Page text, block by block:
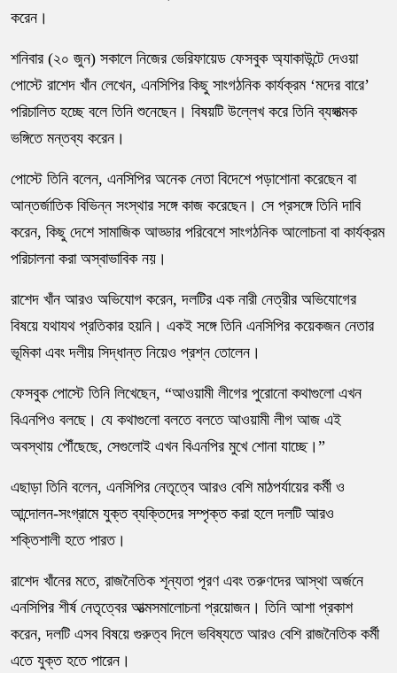
করেন।
শনিবার (২০ জুন) সকালে নিজের ভেরিফায়েড ফেসবুক অ্যাকাউন্টে দেওয়া
পোস্টে রাশেদ খাঁন লেখেন, এনসিপির কিছু সাংগঠনিক কার্যক্রম ‘মদের বারে’
পরিচালিত হচ্ছে বলে তিনি শুনেছেন। বিষয়টি উল্লেখ করে তিনি ব্যঙ্গাত্মক
ভঙ্গিতে মন্তব্য করেন।
পোস্টে তিনি বলেন, এনসিপির অনেক নেতা বিদেশে পড়াশোনা করেছেন বা
আন্তর্জাতিক বিভিন্ন সংস্থার সঙ্গে কাজ করেছেন। সে প্রসঙ্গে তিনি দাবি
করেন, কিছু দেশে সামাজিক আড্ডার পরিবেশে সাংগঠনিক আলোচনা বা কার্যক্রম
পরিচালনা করা অস্বাভাবিক নয়।
রাশেদ খাঁন আরও অভিযোগ করেন, দলটির এক নারী নেত্রীর অভিযোগের
বিষয়ে যথাযথ প্রতিকার হয়নি। একই সঙ্গে তিনি এনসিপির কয়েকজন নেতার
ভূমিকা এবং দলীয় সিদ্ধান্ত নিয়েও প্রশ্ন তোলেন।
ফেসবুক পোস্টে তিনি লিখেছেন, “আওয়ামী লীগের পুরোনো কথাগুলো এখন
বিএনপিও বলছে। যে কথাগুলো বলতে বলতে আওয়ামী লীগ আজ এই
অবস্থায় পৌঁছেছে, সেগুলোই এখন বিএনপির মুখে শোনা যাচ্ছে।”
এছাড়া তিনি বলেন, এনসিপির নেতৃত্বে আরও বেশি মাঠপর্যায়ের কর্মী ও
আন্দোলন-সংগ্রামে যুক্ত ব্যক্তিদের সম্পৃক্ত করা হলে দলটি আরও
শক্তিশালী হতে পারত।
রাশেদ খাঁনের মতে, রাজনৈতিক শূন্যতা পূরণ এবং তরুণদের আস্থা অর্জনে
এনসিপির শীর্ষ নেতৃত্বের আত্মসমালোচনা প্রয়োজন। তিনি আশা প্রকাশ
করেন, দলটি এসব বিষয়ে গুরুত্ব দিলে ভবিষ্যতে আরও বেশি রাজনৈতিক কর্মী
এতে যুক্ত হতে পারেন।